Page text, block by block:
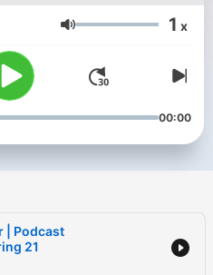
onderzoeken. Naast de
vertelt Bastiaan ook over
aan het licht kwamen.
Volume 1 x
00:00
| Podcast
21